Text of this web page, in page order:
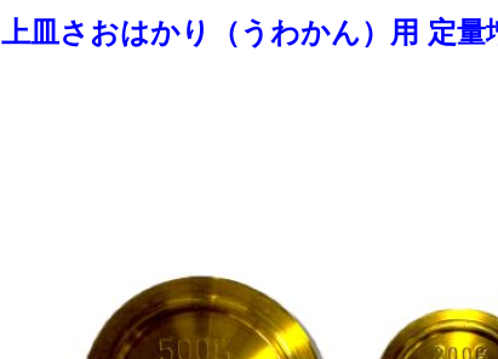
上皿さおはかり（うわかん）用 定量